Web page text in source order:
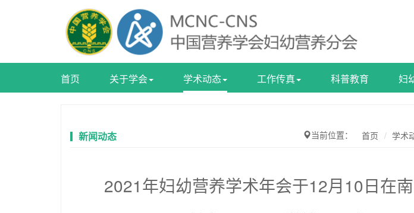
首页 关于学会 学术动态 工作传真 科普教育 妇
当前位置： 首页 学术
新闻动态
2021年妇幼营养学术年会于12月10日在